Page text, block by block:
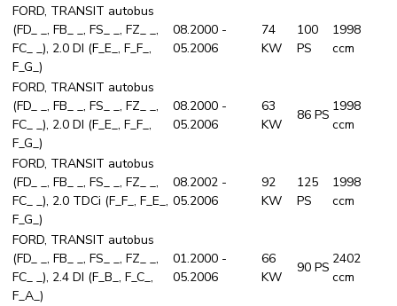
FORD, TRANSIT autobus
(FD_ _, FB_ _, FS_ _, FZ_ _,
FC_ _), 2.0 DI (F_E_, F_F_,
F_G_)
08.2000 -
05.2006
74
KW
100
PS
1998
ccm
FORD, TRANSIT autobus
(FD_ _, FB_ _, FS_ _, FZ_ _,
FC_ _), 2.0 DI (F_E_, F_F_,
F_G_)
08.2000 -
05.2006
63
KW
86 PS
1998
ccm
FORD, TRANSIT autobus
(FD_ _, FB_ _, FS_ _, FZ_ _,
FC_ _), 2.0 TDCi (F_F_, F_E_,
F_G_)
08.2002 -
05.2006
92
KW
125
PS
1998
ccm
FORD, TRANSIT autobus
(FD_ _, FB_ _, FS_ _, FZ_ _,
FC_ _), 2.4 DI (F_B_, F_C_,
F_A_)
01.2000 -
05.2006
66
KW
90 PS
2402
ccm